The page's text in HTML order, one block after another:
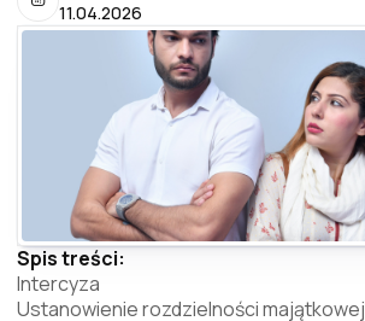
11.04.2026
Spis treści:
Intercyza
Ustanowienie rozdzielności majątkowej